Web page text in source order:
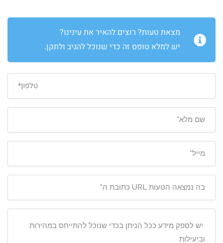
מצאת טעות? רוצים להאיר את עינינו?
יש למלא טופס זה כדי שנוכל להגיב ולתקן.